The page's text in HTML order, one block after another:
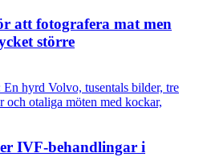
att fotografera mat men
större
hyrd Volvo, tusentals bilder, tre
och otaliga möten med kockar,
IVF-behandlingar i